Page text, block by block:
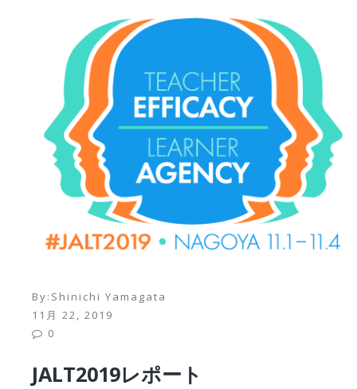
By: Shinichi Yamagata
11月 22, 2019
0
JALT2019レポート